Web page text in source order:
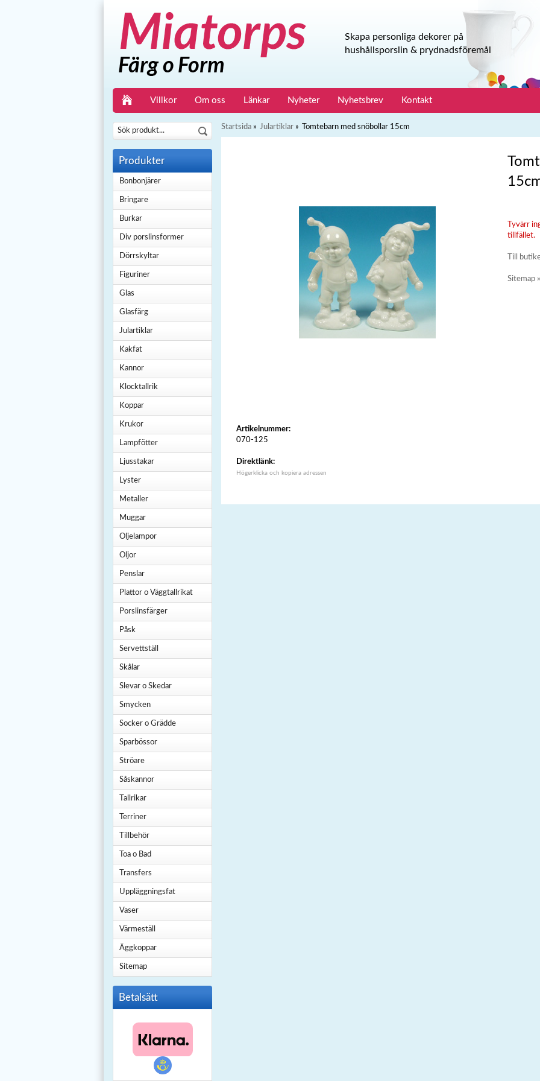
Skapa personliga dekorer på
hushållsporslin & prydnadsföremål
Villkor Om oss Länkar Nyheter Nyhetsbrev Kontakt
Produkter
Bonbonjärer
Bringare
Burkar
Div porslinsformer
Dörrskyltar
Figuriner
Glas
Glasfärg
Julartiklar
Kakfat
Kannor
Klocktallrik
Koppar
Krukor
Lampfötter
Ljusstakar
Lyster
Metaller
Muggar
Oljelampor
Oljor
Penslar
Plattor o Väggtallrikat
Porslinsfärger
Påsk
Servettställ
Skålar
Slevar o Skedar
Smycken
Socker o Grädde
Sparbössor
Ströare
Såskannor
Tallrikar
Terriner
Tillbehör
Toa o Bad
Transfers
Uppläggningsfat
Vaser
Värmeställ
Äggkoppar
Sitemap
Betalsätt
Startsida » Julartiklar » Tomtebarn med snöbollar 15cm
Artikelnummer:
070-125
Direktlänk:
Högerklicka och kopiera adressen
Tyvärr
tillfället.
Till
Sitemap »